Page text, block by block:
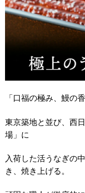
「口福の極み、鰻の
東京築地と並び、西
場」に
入荷した活うなぎの
き、焼き上げる。